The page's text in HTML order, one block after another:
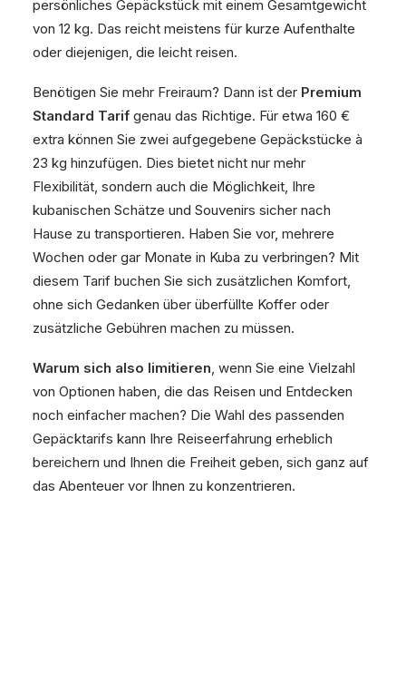
persönliches Gepäckstück mit einem Gesamtgewicht
von 12 kg. Das reicht meistens für kurze Aufenthalte
oder diejenigen, die leicht reisen.
Benötigen Sie mehr Freiraum? Dann ist der Premium
Standard Tarif genau das Richtige. Für etwa 160 €
extra können Sie zwei aufgegebene Gepäckstücke à
23 kg hinzufügen. Dies bietet nicht nur mehr
Flexibilität, sondern auch die Möglichkeit, Ihre
kubanischen Schätze und Souvenirs sicher nach
Hause zu transportieren. Haben Sie vor, mehrere
Wochen oder gar Monate in Kuba zu verbringen? Mit
diesem Tarif buchen Sie sich zusätzlichen Komfort,
ohne sich Gedanken über überfüllte Koffer oder
zusätzliche Gebühren machen zu müssen.
Warum sich also limitieren, wenn Sie eine Vielzahl
von Optionen haben, die das Reisen und Entdecken
noch einfacher machen? Die Wahl des passenden
Gepäcktarifs kann Ihre Reiseerfahrung erheblich
bereichern und Ihnen die Freiheit geben, sich ganz auf
das Abenteuer vor Ihnen zu konzentrieren.